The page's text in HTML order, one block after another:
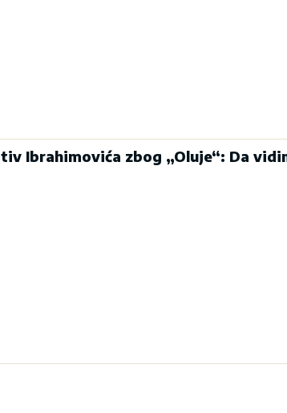
Ibrahimovića zbog „Oluje“: Da